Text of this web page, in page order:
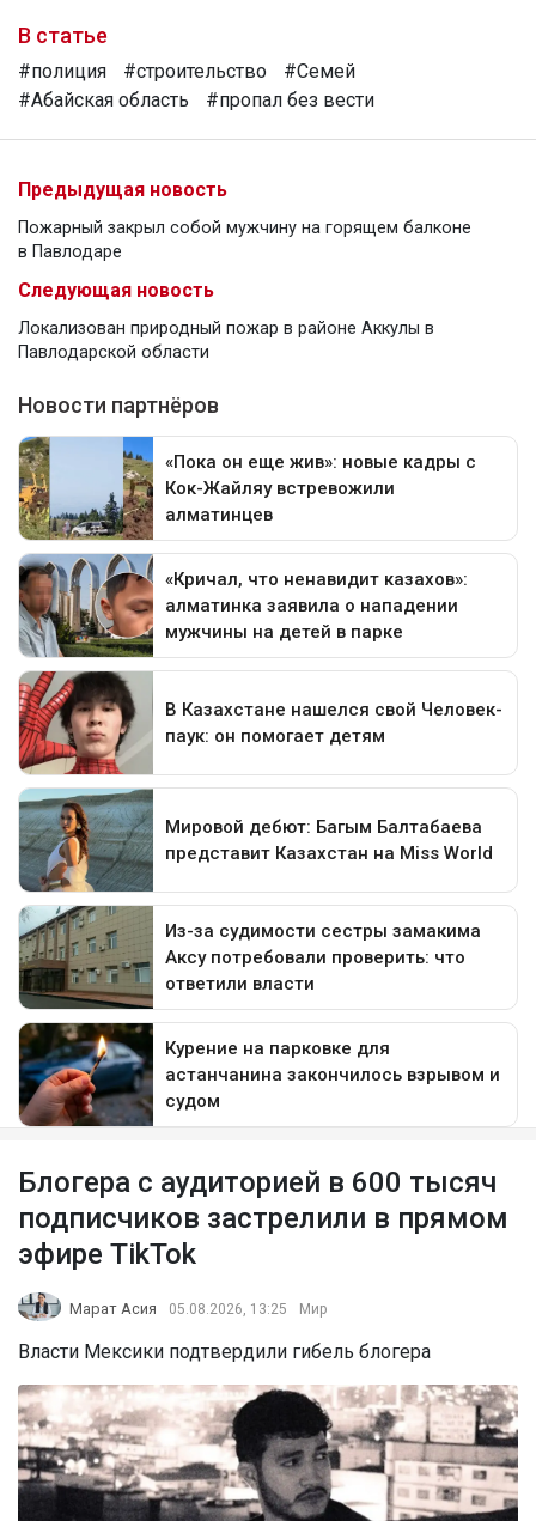
В статье
#полиция #строительство
#Семей
#Абайская область
#пропал без вести
Предыдущая новость
Пожарный закрыл собой мужчину на горящем балконе
в Павлодаре
Следующая новость
Локализован природный пожар в районе Аккулы в
Павлодарской области
Блогера с аудиторией в 600 тысяч
подписчиков застрелили в прямом
эфире TikTok
Марат Асия 05.08.2026, 13:25 Мир
Власти Мексики подтвердили гибель блогера